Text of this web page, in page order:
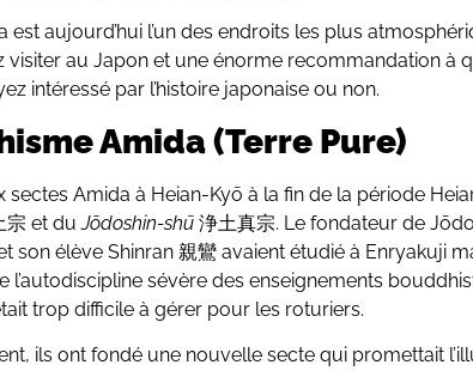
est aujourd’hui l’un des endroits les plus
visiter au Japon et une énorme recommandation à
intéressé par l’histoire japonaise ou non.
Amida (Terre Pure)
sectes Amida à Heian-Kyō à la fin de la période
宗 et duJōdoshin-shū 浄土真宗. Le fondateur de
son élève Shinran 親鸞 avaient étudié à Enryakuji
l’autodiscipline sévère des enseignements
trop difficile à gérer pour les roturiers.
ils ont fondé une nouvelle secte qui promettait